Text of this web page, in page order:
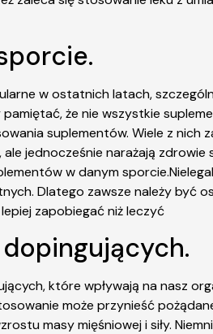
w ostatnich latach,
że nie wszystkie
suplementów. Wiele z nich
jednocześnie narażają
w danym
Dlatego zawsze należy być
zapobiegać niż leczyć
które wpływają na nasz
może przynieść
masy mięśniowej i siły.